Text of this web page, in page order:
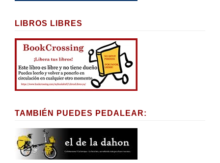
LIBROS LIBRES
TAMBIÉN PUEDES PEDALEAR: